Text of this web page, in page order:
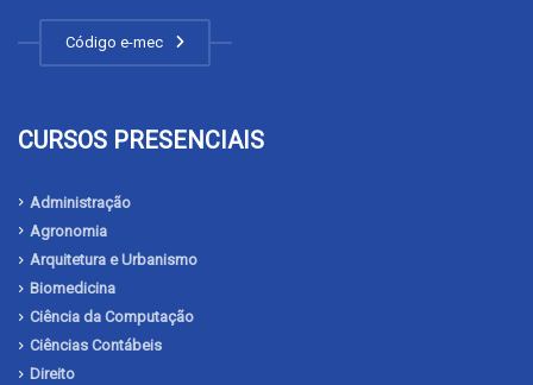
Código e-mec
CURSOS PRESENCIAIS
Administração
Agronomia
Arquitetura e Urbanismo
Biomedicina
Ciência da Computação
Ciências Contábeis
Direito